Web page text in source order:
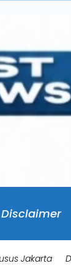
Disclaimer
Jakarta